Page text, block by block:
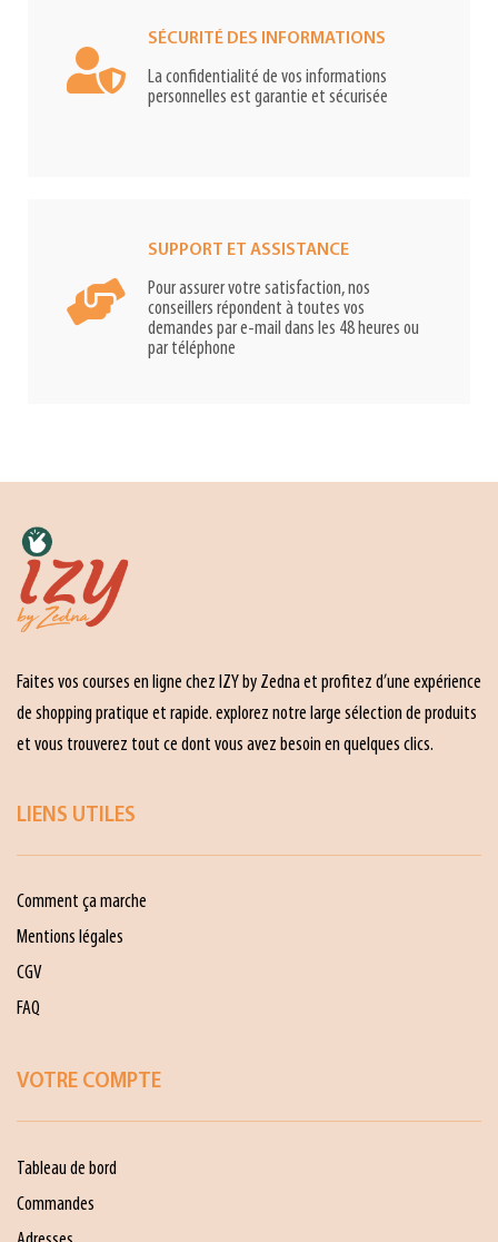
SÉCURITÉ DES INFORMATIONS
La confidentialité de vos informations
personnelles est garantie et sécurisée
SUPPORT ET ASSISTANCE
Pour assurer votre satisfaction, nos
conseillers répondent à toutes vos
demandes par e-mail dans les 48 heures ou
par téléphone
Faites vos courses en ligne chez IZY by Zedna et profitez d’une expérience
de shopping pratique et rapide. explorez notre large sélection de produits
et vous trouverez tout ce dont vous avez besoin en quelques clics.
LIENS UTILES
Comment ça marche
Mentions légales
CGV
FAQ
VOTRE COMPTE
Tableau de bord
Commandes